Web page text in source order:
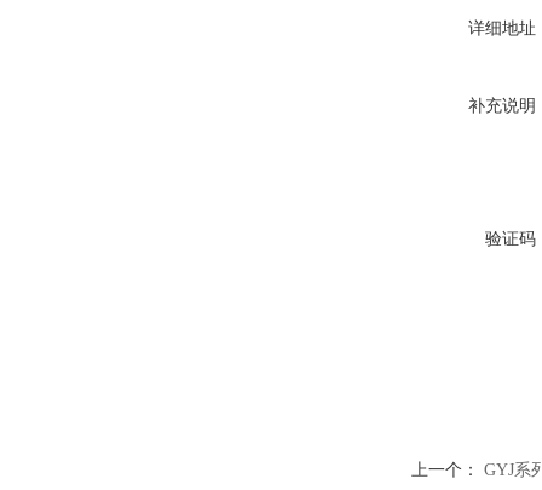
详细地址
补充说明
验证码
上一个： GYJ系